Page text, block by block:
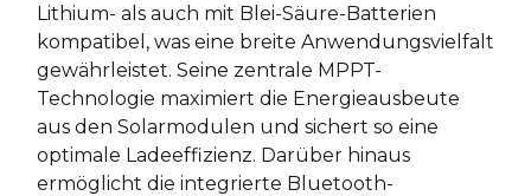
Lithium- als auch mit Blei-Säure-Batterien
kompatibel, was eine breite Anwendungsvielfalt
gewährleistet. Seine zentrale MPPT-
Technologie maximiert die Energieausbeute
aus den Solarmodulen und sichert so eine
optimale Ladeeffizienz. Darüber hinaus
ermöglicht die integrierte Bluetooth-